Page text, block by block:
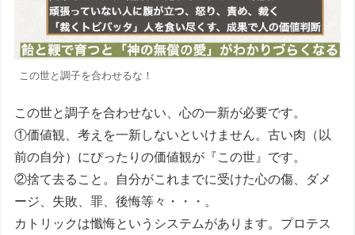
この世と調子を合わせるな！
この世と調子を合わせない、心の一新が必要です。
①価値観、考えを一新しないといけません。古い肉（以
前の自分）にぴったりの価値観が『この世』です。
②捨て去ること。自分がこれまでに受けた心の傷、ダメ
ージ、失敗、罪、後悔等々・・・。
カトリックは懺悔というシステムがあります。プロテス